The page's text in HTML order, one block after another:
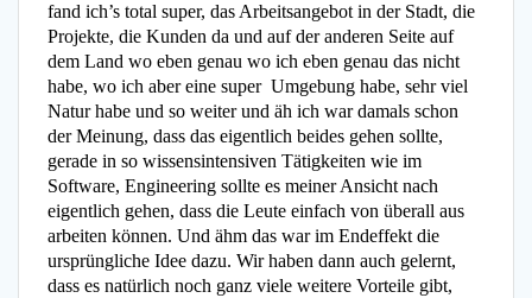
fand ich’s total super, das Arbeitsangebot in der Stadt, die
Projekte, die Kunden da und auf der anderen Seite auf
dem Land wo eben genau wo ich eben genau das nicht
habe, wo ich aber eine super Umgebung habe, sehr viel
Natur habe und so weiter und äh ich war damals schon
der Meinung, dass das eigentlich beides gehen sollte,
gerade in so wissensintensiven Tätigkeiten wie im
Software, Engineering sollte es meiner Ansicht nach
eigentlich gehen, dass die Leute einfach von überall aus
arbeiten können. Und ähm das war im Endeffekt die
ursprüngliche Idee dazu. Wir haben dann auch gelernt,
dass es natürlich noch ganz viele weitere Vorteile gibt,